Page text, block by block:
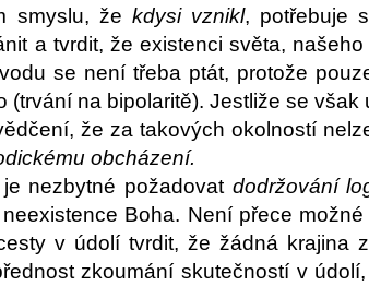
smyslu, že kdysi vznikl, potřebuje
a tvrdit, že existenci světa,
se není třeba ptát, protože
na bipolaritě). Jestliže se
že za takových okolností
obcházení.
nezbytné požadovat dodržování
Boha. Není přece
v údolí tvrdit, že žádná krajina
zkoumání skutečností v